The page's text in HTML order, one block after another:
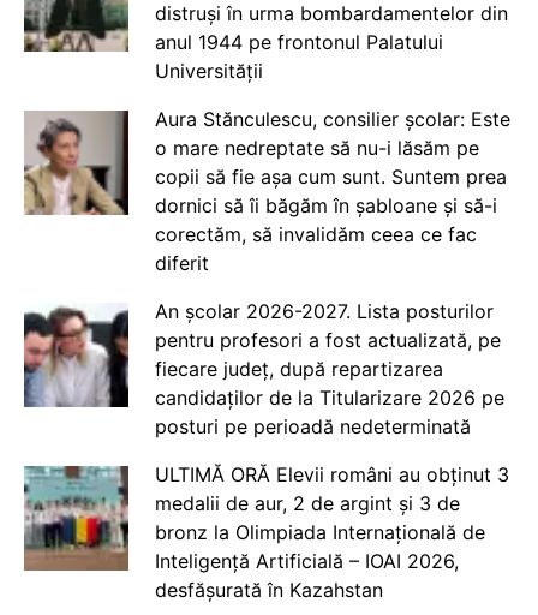
distruși în urma bombardamentelor din
anul 1944 pe frontonul Palatului
Universității
Aura Stănculescu, consilier școlar: Este
o mare nedreptate să nu-i lăsăm pe
copii să fie așa cum sunt. Suntem prea
dornici să îi băgăm în șabloane și să-i
corectăm, să invalidăm ceea ce fac
diferit
An școlar 2026-2027. Lista posturilor
pentru profesori a fost actualizată, pe
fiecare județ, după repartizarea
candidaților de la Titularizare 2026 pe
posturi pe perioadă nedeterminată
ULTIMĂ ORĂ Elevii români au obținut 3
medalii de aur, 2 de argint și 3 de
bronz la Olimpiada Internațională de
Inteligență Artificială – IOAI 2026,
desfășurată în Kazahstan